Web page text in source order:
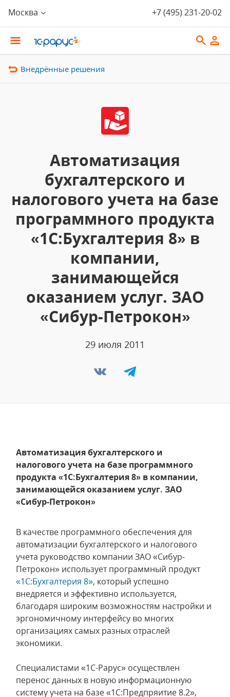
Москва +7 (495) 231-20-02
Внедрённые решения
Автоматизация
бухгалтерского и
налогового учета на базе
программного продукта
«1С:Бухгалтерия 8» в
компании,
занимающейся
оказанием услуг. ЗАО
«Сибур-Петрокон»
29 июля 2011
Автоматизация бухгалтерского и
налогового учета на базе программного
продукта «1С:Бухгалтерия 8» в компании,
занимающейся оказанием услуг. ЗАО
«Сибур-Петрокон»
В качестве программного обеспечения для
автоматизации бухгалтерского и налогового
учета руководство компании ЗАО «Сибур-
Петрокон» использует программный продукт
«1С:Бухгалтерия 8», который успешно
внедряется и эффективно используется,
благодаря широким возможностям настройки и
эргономичному интерфейсу во многих
организациях самых разных отраслей
экономики.
Специалистами «1С-Рарус» осуществлен
перенос данных в новую информационную
систему учета на базе «1С:Предпряитие 8.2»,